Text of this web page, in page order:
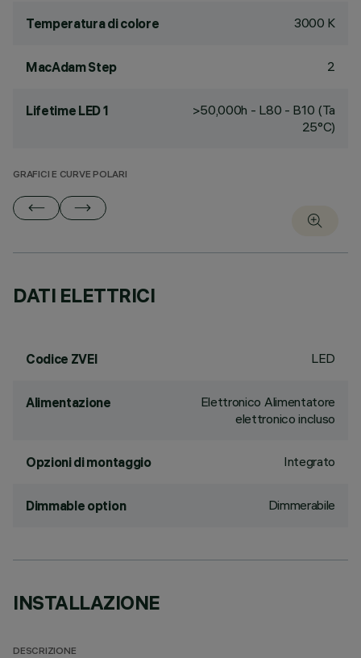
Temperatura di colore 3000 K
MacAdam Step 2
Lifetime LED 1
>50,000h - L80 - B10 (Ta
25°C)
GRAFICI E CURVE POLARI
DATI ELETTRICI
Codice ZVEI LED
Alimentazione
Elettronico Alimentatore
elettronico incluso
Opzioni di montaggio Integrato
Dimmable option Dimmerabile
INSTALLAZIONE
DESCRIZIONE